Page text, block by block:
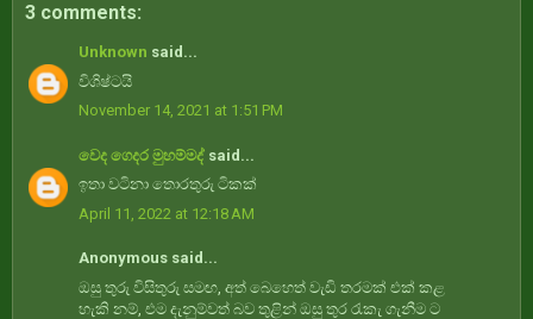
3 comments:
Unknown said...
විශිෂ්ටයි
November 14, 2021 at 1:51 PM
වෙද ගෙදර මුහම්මද් said...
ඉතා වටිනා තොරතුරු ටිකක්
April 11, 2022 at 12:18 AM
Anonymous said...
ඔසු තුරු විසිතුරු සමඟ, අත් බෙහෙත් වැඩි තරමක් එක් කළ
හැකි නම්, එම දැනුම්වත් බව තුළින් ඔසු තුර රැකැ ගැනීම ට